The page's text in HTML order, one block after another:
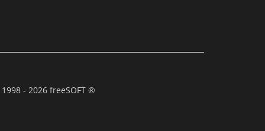
- 2026 freeSOFT ®